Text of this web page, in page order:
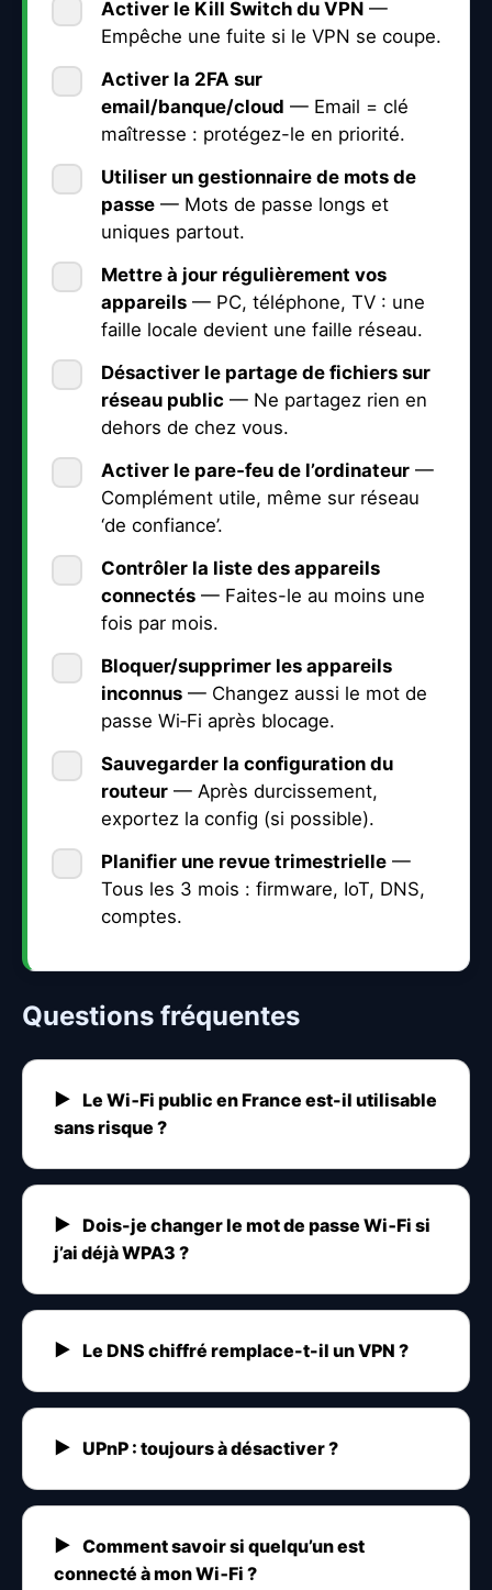
Activer le Kill Switch du VPN —
Empêche une fuite si le VPN se coupe.
Activer la 2FA sur
email/banque/cloud — Email = clé
maîtresse : protégez-le en priorité.
Utiliser un gestionnaire de mots de
passe — Mots de passe longs et
uniques partout.
Mettre à jour régulièrement vos
appareils — PC, téléphone, TV : une
faille locale devient une faille réseau.
Désactiver le partage de fichiers sur
réseau public — Ne partagez rien en
dehors de chez vous.
Activer le pare‑feu de l’ordinateur —
Complément utile, même sur réseau
‘de confiance’.
Contrôler la liste des appareils
connectés — Faites-le au moins une
fois par mois.
Bloquer/supprimer les appareils
inconnus — Changez aussi le mot de
passe Wi‑Fi après blocage.
Sauvegarder la configuration du
routeur — Après durcissement,
exportez la config (si possible).
Planifier une revue trimestrielle —
Tous les 3 mois : firmware, IoT, DNS,
comptes.
Questions fréquentes
Le Wi‑Fi public en France est-il utilisable
sans risque ?
Dois-je changer le mot de passe Wi‑Fi si
j’ai déjà WPA3 ?
Le DNS chiffré remplace-t-il un VPN ?
UPnP : toujours à désactiver ?
Comment savoir si quelqu’un est
connecté à mon Wi‑Fi ?